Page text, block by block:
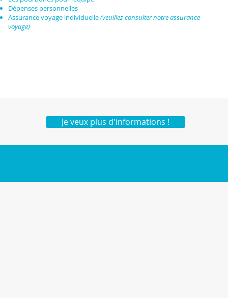
Je veux plus d'informations !
Dépenses personnelles
Assurance voyage individuelle(veuillez consulter notre assurance
voyage)